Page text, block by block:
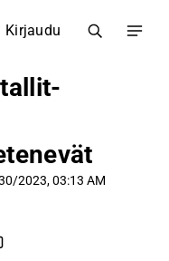
Kirjaudu
2023, 03:13 AM